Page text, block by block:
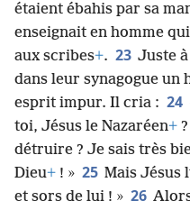
étaient ébahis par sa
enseignait en homme
aux scribes+. 23 Juste
dans leur synagogue un
esprit impur. Il cria : 24
toi, Jésus le Nazaréen+
détruire ? Je sais très
Dieu+ ! » 25 Mais Jésus
et sors de lui ! » 26